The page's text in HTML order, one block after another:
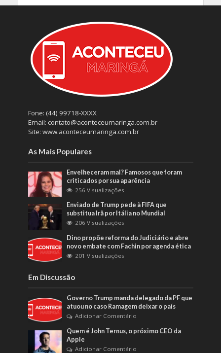
Fone: (44) 99718-XXXX
Email: contato@aconteceumaringa.com.br
Site: www.aconteceumaringa.com.br
As Mais Populares
Envelheceram mal? Famosos que foram
criticados por sua aparência
256 Visualizações
Enviado de Trump pede à FIFA que
substitua Irã por Itália no Mundial
206 Visualizações
Dino propõe reforma do Judiciário e abre
novo embate com Fachin por agenda ética
201 Visualizações
Em Discussão
Governo Trump manda delegado da PF que
atuou no caso Ramagem deixar o país
Adicionar Comentário
Quem é John Ternus, o próximo CEO da
Apple
Adicionar Comentário